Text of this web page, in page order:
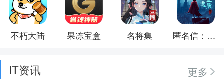
不朽大陆 果冻宝盒 名将集 匿名信：失心者
IT资讯
更多